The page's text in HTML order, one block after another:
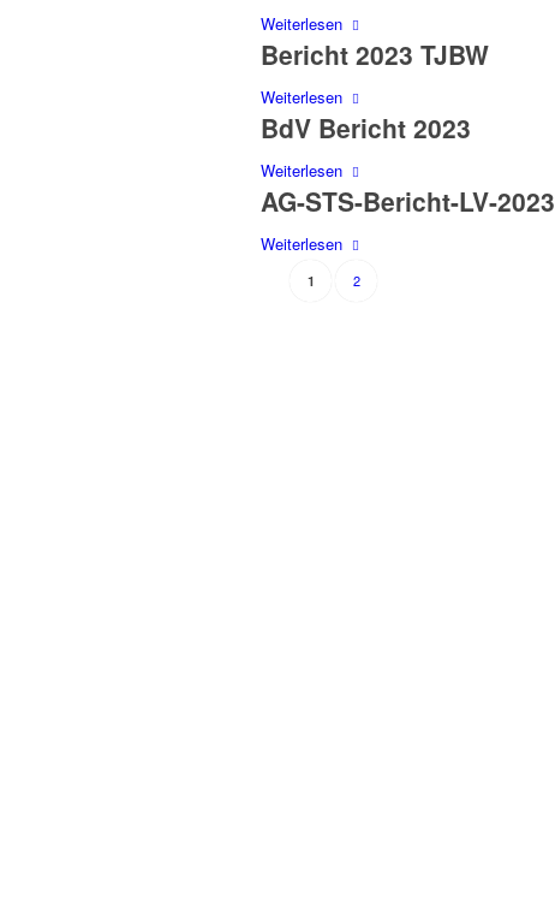
Weiterlesen
Bericht 2023 TJBW
Weiterlesen
BdV Bericht 2023
Weiterlesen
AG-STS-Bericht-LV-2023
Weiterlesen
1 2